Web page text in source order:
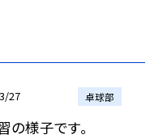
27 卓球部
の様子です。